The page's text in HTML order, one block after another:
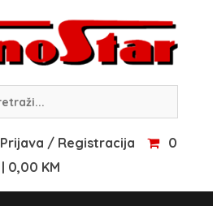
Prijava / Registracija
0
| 0,00 KM